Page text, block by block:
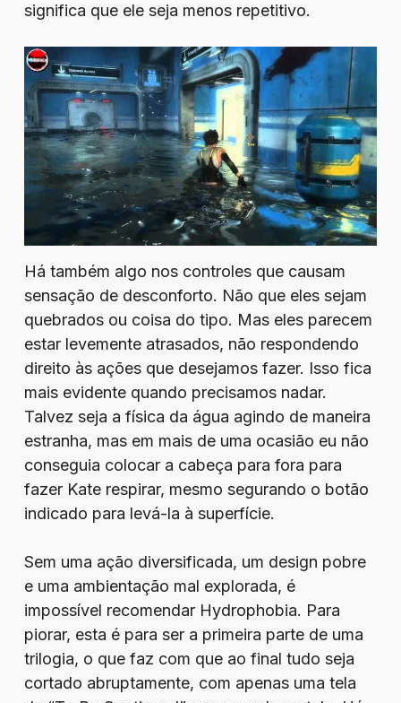
significa que ele seja menos repetitivo.
Há também algo nos controles que causam
sensação de desconforto. Não que eles sejam
quebrados ou coisa do tipo. Mas eles parecem
estar levemente atrasados, não respondendo
direito às ações que desejamos fazer. Isso fica
mais evidente quando precisamos nadar.
Talvez seja a física da água agindo de maneira
estranha, mas em mais de uma ocasião eu não
conseguia colocar a cabeça para fora para
fazer Kate respirar, mesmo segurando o botão
indicado para levá-la à superfície.
Sem uma ação diversificada, um design pobre
e uma ambientação mal explorada, é
impossível recomendar Hydrophobia. Para
piorar, esta é para ser a primeira parte de uma
trilogia, o que faz com que ao final tudo seja
cortado abruptamente, com apenas uma tela